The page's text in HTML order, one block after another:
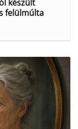
készült
felülmúlta